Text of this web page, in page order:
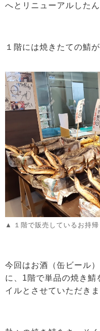
へとリニューアルしたん
１階には焼きたての鯖
１階で販売しているお持
今回はお酒（缶ビール
に、1階で単品の焼き鯖
イルとさせていただきま